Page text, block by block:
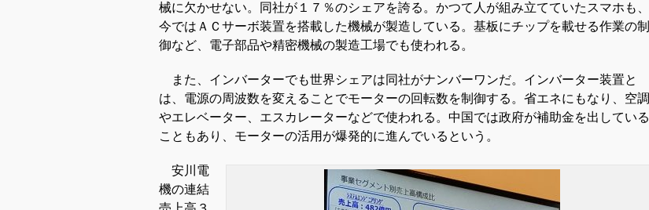
械に欠かせない。同社が１７％のシェアを誇る。かつて人が組み立てていたスマホも、
今ではＡＣサーボ装置を搭載した機械が製造している。基板にチップを載せる作業の制
御など、電子部品や精密機械の製造工場でも使われる。
また、インバーターでも世界シェアは同社がナンバーワンだ。インバーター装置と
は、電源の周波数を変えることでモーターの回転数を制御する。省エネにもなり、空調
やエレベーター、エスカレーターなどで使われる。中国では政府が補助金を出している
こともあり、モーターの活用が爆発的に進んでいるという。
安川電
機の連結